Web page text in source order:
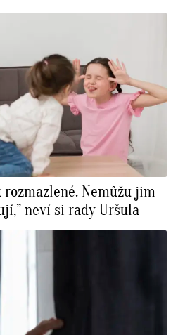
Nemůžu jim
neví si rady Uršula